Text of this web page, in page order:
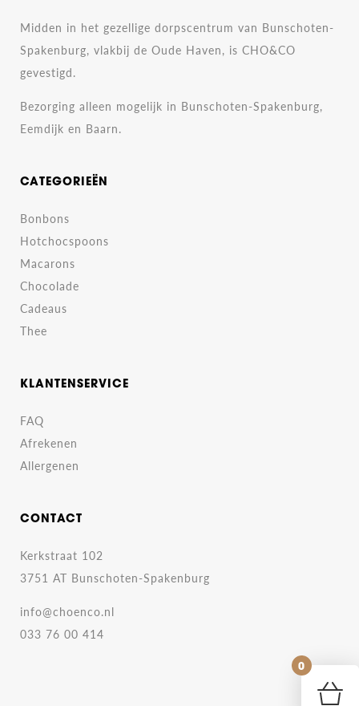
Midden in het gezellige dorpscentrum van Bunschoten-
Spakenburg, vlakbij de Oude Haven, is CHO&CO
gevestigd.
Bezorging alleen mogelijk in Bunschoten-Spakenburg,
Eemdijk en Baarn.
CATEGORIEËN
Bonbons
Hotchocspoons
Macarons
Chocolade
Cadeaus
Thee
KLANTENSERVICE
FAQ
Afrekenen
Allergenen
CONTACT
Kerkstraat 102
3751 AT Bunschoten-Spakenburg
info@choenco.nl
033 76 00 414
Geen
0